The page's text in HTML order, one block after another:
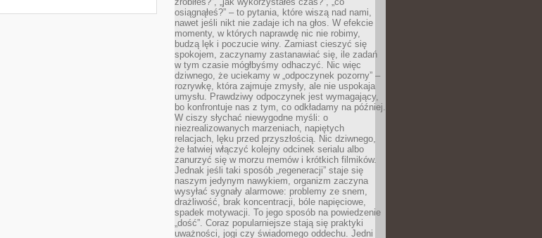
osiągnąłeś?” – to pytania, które wiszą nad nami,
nawet jeśli nikt nie zadaje ich na głos. W efekcie
momenty, w których naprawdę nic nie robimy,
budzą lęk i poczucie winy. Zamiast cieszyć się
spokojem, zaczynamy zastanawiać się, ile zadań
w tym czasie mógłbyśmy odhaczyć. Nic więc
dziwnego, że uciekamy w „odpoczynek pozorny” –
rozrywkę, która zajmuje zmysły, ale nie uspokaja
umysłu. Prawdziwy odpoczynek jest wymagający,
bo konfrontuje nas z tym, co odkładamy na później.
W ciszy słychać niewygodne myśli: o
niezrealizowanych marzeniach, napiętych
relacjach, lęku przed przyszłością. Nic dziwnego,
że łatwiej włączyć kolejny odcinek serialu albo
zanurzyć się w morzu memów i krótkich filmików.
Jednak jeśli taki sposób „regeneracji” staje się
naszym jedynym nawykiem, organizm zaczyna
wysyłać sygnały alarmowe: problemy ze snem,
drażliwość, brak koncentracji, bóle napięciowe,
spadek motywacji. To jego sposób na powiedzenie
„dość”. Coraz popularniejsze stają się praktyki
uważności, jogi czy świadomego oddechu. Jedni